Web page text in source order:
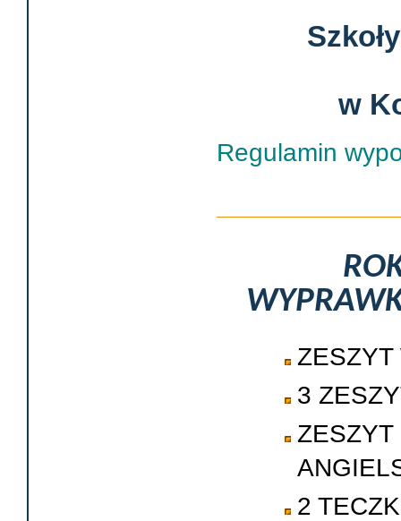
w
Regulamin
3
2